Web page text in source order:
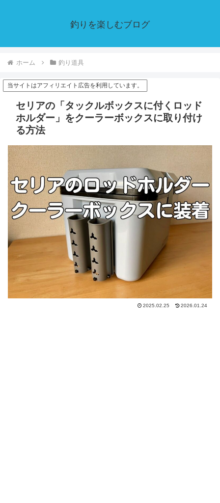
釣りを楽しむブログ
ホーム 釣り道具
当サイトはアフィリエイト広告を利用しています。
セリアの「タックルボックスに付くロッド
ホルダー」をクーラーボックスに取り付け
る方法
2025.02.25 2026.01.24